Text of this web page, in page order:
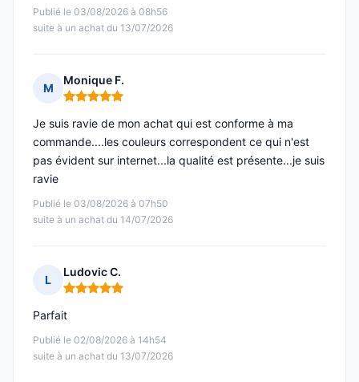
Publié le 03/08/2026 à 08h56
suite à un achat du 13/07/2026
M
Monique F.
Note : 5 sur 5
Publié le 03/08/2026 à 07h50
suite à un achat du 14/07/2026
Je suis ravie de mon achat qui est conforme à ma
commande....les couleurs correspondent ce qui n'est
pas évident sur internet...la qualité est présente...je suis
ravie
L
Ludovic C.
Note : 5 sur 5
Publié le 02/08/2026 à 14h54
suite à un achat du 13/07/2026
Parfait